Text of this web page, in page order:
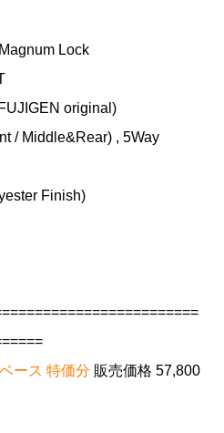
Lock
original)
/ Middle&Rear) , 5Way
Finish)
ース 特価分 販売価格 57,800